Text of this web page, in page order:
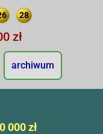
28
zł
archiwum
000 zł